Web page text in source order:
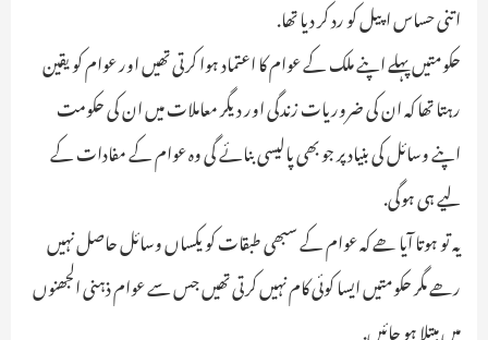
اتنی حساس اپیل کو رد کر دیا تھا.
حکومتیں پہلے اپنے ملک کے عوام کا اعتماد ہوا کرتی تھیں اور عوام کو یقین
رہتا تھا کہ ان کی ضروریات زندگی اور دیگر معاملات میں ان کی حکومت
اپنے وسائل کی بنیاد پر جو بھی پالیسی بنائے گی وہ عوام کے مفادات کے
لیے ہی ہوگی.
یہ تو ہوتا آیا ھے کہ عوام کے سبھی طبقات کو یکساں وسائل حاصل نہیں
رھے مگر حکومتیں ایسا کوئی کام نہیں کرتی تھیں جس سے عوام ذہنی الجھنوں
میں مبتلا ہو جائیں.